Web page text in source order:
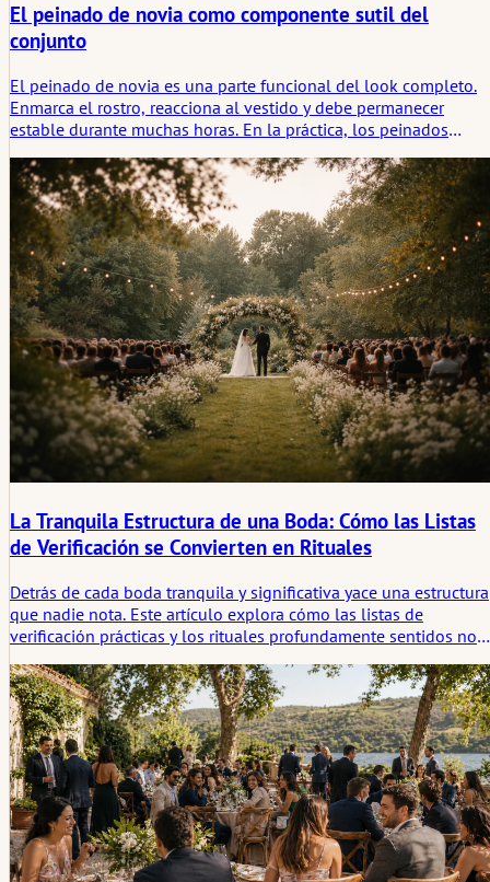
El peinado de novia como componente sutil del
conjunto
El peinado de novia es una parte funcional del look completo.
Enmarca el rostro, reacciona al vestido y debe permanecer
estable durante muchas horas. En la práctica, los peinados
proporción y el cronograma del día se consideran en conjunto.
Menos efecto, más coherencia.
La Tranquila Estructura de una Boda: Cómo las Listas
de Verificación se Convierten en Rituales
Detrás de cada boda tranquila y significativa yace una estructura
que nadie nota. Este artículo explora cómo las listas de
verificación prácticas y los rituales profundamente sentidos no
ceremonia que se siente arraigada, intencional y real.